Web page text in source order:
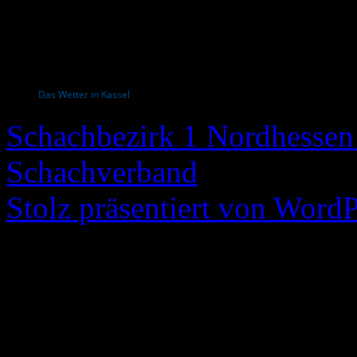
Das Wetter in Kassel
Schachbezirk 1
Schachverband
Stolz präsentiert von